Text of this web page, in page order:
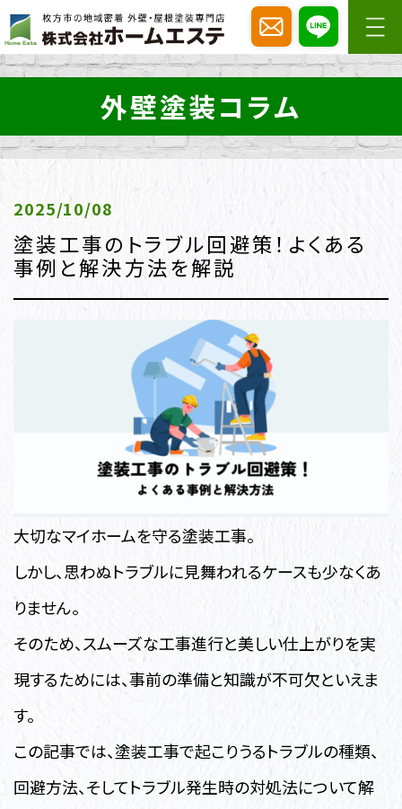
外壁塗装コラム
2025/10/08
塗装工事のトラブル回避策！よくある
事例と解決方法を解説
大切なマイホームを守る塗装工事。
しかし、思わぬトラブルに見舞われるケースも少なくあ
りません。
そのため、スムーズな工事進行と美しい仕上がりを実
現するためには、事前の準備と知識が不可欠といえま
す。
この記事では、塗装工事で起こりうるトラブルの種類、
回避方法、そしてトラブル発生時の対処法について解